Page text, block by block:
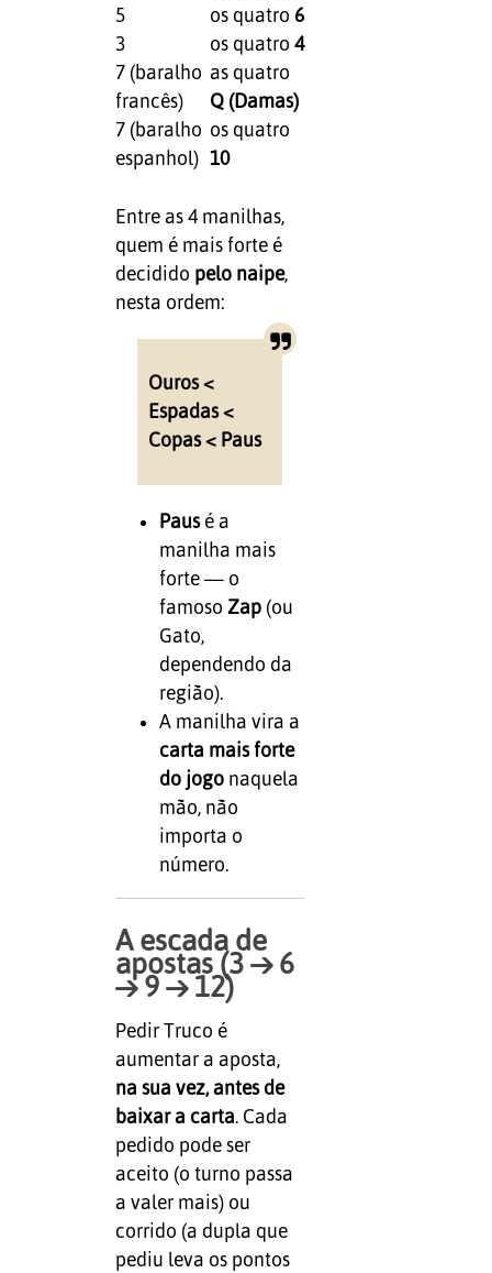
5
os quatro 6
3
os quatro 4
7 (baralho
francês)
as quatro
Q (Damas)
7 (baralho
espanhol)
os quatro
10
Entre as 4 manilhas,
quem é mais forte é
decidido pelo naipe,
nesta ordem:
Ouros <
Espadas <
Copas < Paus
Pausé a
manilha mais
forte — o
famoso Zap(ou
Gato,
dependendo da
região).
A manilha vira a
carta mais forte
do jogonaquela
mão, não
importa o
número.
A escada de
apostas (3 → 6
→ 9 → 12)
Pedir Truco é
aumentar a aposta,
na sua vez, antes de
baixar a carta. Cada
pedido pode ser
aceito (o turno passa
a valer mais) ou
corrido (a dupla que
pediu leva os pontos